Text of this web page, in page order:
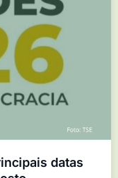
datas